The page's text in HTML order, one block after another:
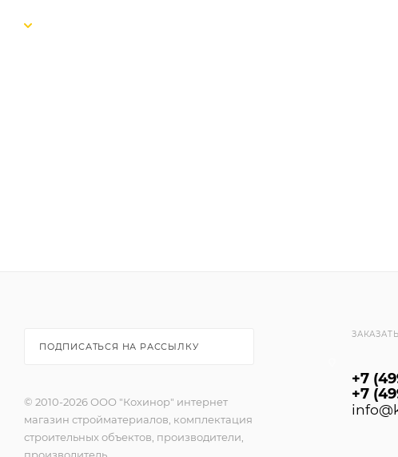
ПОДПИСАТЬСЯ НА РАССЫЛКУ
© 2010-2026 ООО "Кохинор" интернет
магазин стройматериалов, комплектация
строительных объектов, производители,
+7
+7